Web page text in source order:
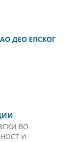
ДЕО ЕПСКОГ
ВО
И